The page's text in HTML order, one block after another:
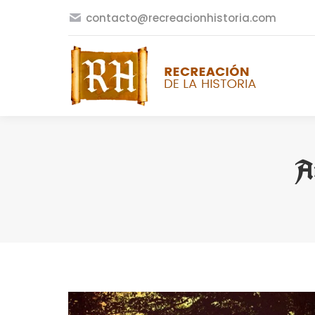
contacto@recreacionhistoria.com